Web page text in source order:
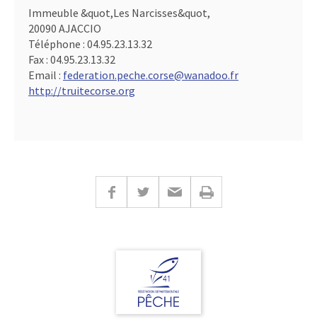
Immeuble &quot,Les Narcisses&quot,
20090 AJACCIO
Téléphone : 04.95.23.13.32
Fax : 04.95.23.13.32
Email : federation.peche.corse@wanadoo.fr
http://truitecorse.org